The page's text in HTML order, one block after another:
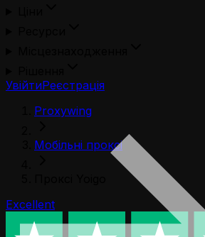
УвійтиРеєстрація
Proxywing
Мобільні проксі
Excellent